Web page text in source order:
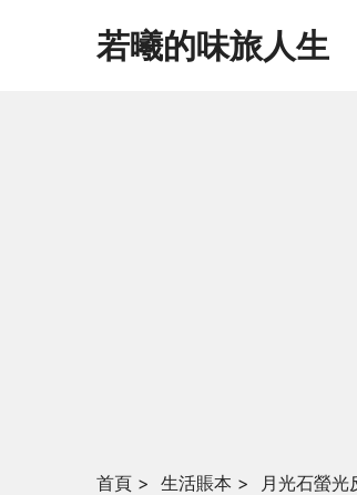
若曦的味旅人生
首頁 > 生活賬本 > 月光石螢光